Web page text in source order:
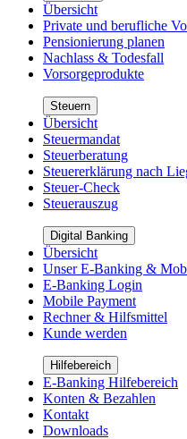
Übersicht
Private und berufliche
Pensionierung planen
Nachlass & Todesfall
Vorsorgeprodukte
Steuern
Übersicht
Steuermandat
Steuerberatung
Steuererklärung nach
Steuer-Check
Steuerauszug
Digital Banking
Übersicht
Unser E-Banking &
E-Banking Login
Mobile Payment
Rechner & Hilfsmittel
Kunde werden
Hilfebereich
E-Banking Hilfebereich
Konten & Bezahlen
Kontakt
Downloads